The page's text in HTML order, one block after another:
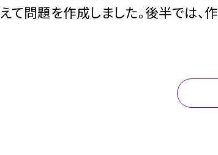
問題を作成しました。後半では、